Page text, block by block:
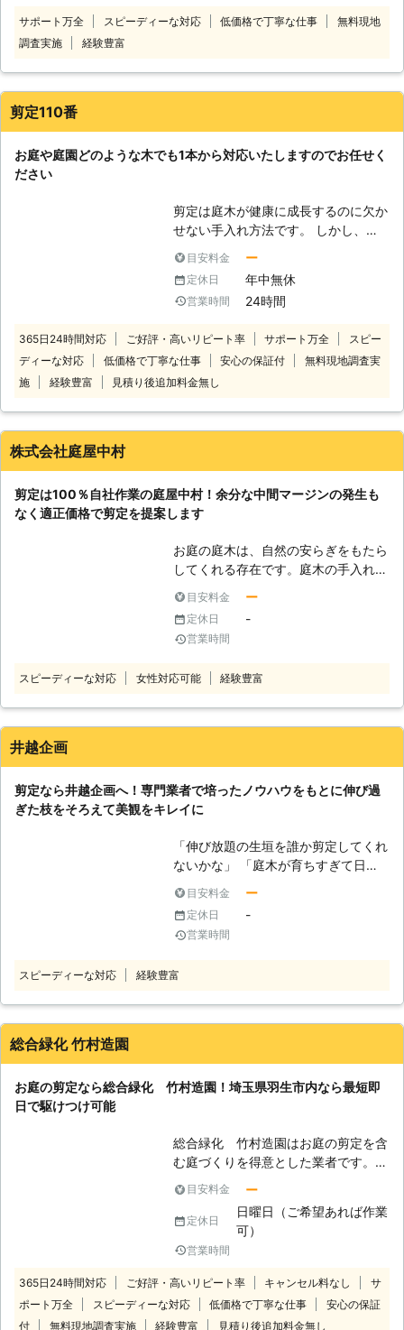
容・状況に応じて料金は変動します。
だいております。 ひとつひとつの現
一に行い、誠心誠意、親切丁寧な作業
遠慮なくお申し付けを。弊社スタッフ
ので、お任せください。 弊社ホーム
ページ https://www.shinrin-no-
kobo.com
サポート万全 スピーディーな対応 低価格で丁寧な仕事
無料現地
調査実施
経験豊富
剪定110番
お庭や庭園どのような木でも1本から対応いたしますのでお任せく
ださい
剪定は庭木が健康に成長するのに欠か
せない手入れ方法です。 しかし、自
てしまったという方もいるのではない
でしょうか？ 思ったように剪定でき
ず、不満な結果になってしまうのであ
庭木にしてもらいませんか？ プロに
頼めば見た目だけでなく、今後の生長
に合わせた正しい剪定をしてくれま
以上のお庭に関するご依頼に対応して
実績豊富なお庭のスペシャリスト！
迅速・丁寧な態度はもちろん、お客様
のご要望に沿った形で作業に取り掛か
せください。 日本全国の多くの加盟
店と提携しておりますので、迅速に対
応することが可能です。 このような
枝が引っ掛かりそうで悩んでいる ・
来客に備えて、お庭を素早く綺麗にお
したい！ 経験豊富なスタッフがスピ
しました！ ※弊社受付の満足度調査よ
り これからもお客様に高品質なサー
ただきますので、剪定110番をよろし
くお願いいたします！
目安料金 ー
定休日 年中無休
営業時間 24時間
365日24時間対応 ご好評・高いリピート率 サポート万全
スピー
ディーな対応
低価格で丁寧な仕事 安心の保証付
無料現地調査実
施
経験豊富 見積り後追加料金無し
株式会社庭屋中村
剪定は100％自社作業の庭屋中村！余分な中間マージンの発生も
なく適正価格で剪定を提案します
お庭の庭木は、自然の安らぎをもたら
してくれる存在です。庭木の手入れを
ゃるのではないでしょうか。しかし、
忙しさでつい手入れを放置してしまう
と、枝葉が伸びすぎて荒れてしまうの
悪いなあ」 「庭木の枝葉が近所の敷
の敷地に入り込んでしまうとご近所ト
ラブルの原因となってしまうおそれが
早く剪定したいものですよね。しか
し、自己流で剪定をおこなうと切って
はいけない枝を切ってしまいかえって
木が育たなくなってしまうことも。
そうなってしまう前に、株式会社庭師
社庭屋中村は埼玉県新座市を中心とし
た地域にお住まいのお客様からの剪定
のご依頼を承っております。 【株式
会社庭師中村の強み】 弊社の剪定に
ざいます。 ①必ず1級造園施工管理
技士を取得したプロがご対応！1級造
園施工管理技士は、造園工事の専門家
化工事といった公共工事を請け負うこ
ともあります。実務経験を積みさらに
級造園施工管理技士になることはでき
ません。そんな1級造園施工管理技士
が、お見積りの段階からお客様がご納
得いただけるまでお庭のお悩みをヒア
はお客様とのコミュニケーションを大
切にしていますので気軽にお庭に関す
目安料金 ー
定休日 -
営業時間
スピーディーな対応 女性対応可能 経験豊富
井越企画
剪定なら井越企画へ！専門業者で培ったノウハウをもとに伸び過
ぎた枝をそろえて美観をキレイに
「伸び放題の生垣を誰か剪定してくれ
ないかな」 「庭木が育ちすぎて日当
ウンしてほしい」 「これまでは自分
で剪定してたけど年齢上難しくなっ
た」 このようなときには井越企画に
足立区からお客様の元に伺い、剪定や
様が理想とするお庭を提供 当店のス
に満足いただけるサービスを提供して
います。大きく育った木の剪定は作業
時間もかかり、体力と時間が必要で
す。また剪定で枝を切って樹形を整え
るには、技術とセンスが必要で簡単で
はありません。 「剪定ってニガテ」
レイに整えてほしい」そのような方の
お力になり「井越にまた依頼したい」
そう言っていただけるよう頑張りま
目安料金 ー
定休日 -
営業時間
スピーディーな対応 経験豊富
総合緑化 竹村造園
お庭の剪定なら総合緑化 竹村造園！埼玉県羽生市内なら最短即
日で駆けつけ可能
総合緑化 竹村造園はお庭の剪定を含
む庭づくりを得意とした業者です。
庭木の剪定を考えているといった際
は、経験豊富な当店のスタッフにご連
絡を。 住宅での剪定作業はもちろ
ん、アパート・マンション・病院と幅
広く対応しています。 ●最短即日対
応可能！埼玉県羽生市での依頼なら当
店へ 総合緑化 竹村造園ではお庭の
剪定作業を埼玉県・群馬県・栃木県・
目安料金 ー
定休日
日曜日（ご希望あれば作業
可）
営業時間
365日24時間対応 ご好評・高いリピート率 キャンセル料なし
サ
ポート万全
スピーディーな対応 低価格で丁寧な仕事
安心の保証
付
無料現地調査実施 経験豊富 見積り後追加料金無し